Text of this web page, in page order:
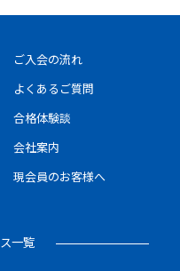
ご入会の流れ
よくあるご質問
合格体験談
会社案内
現会員のお客様へ
一覧